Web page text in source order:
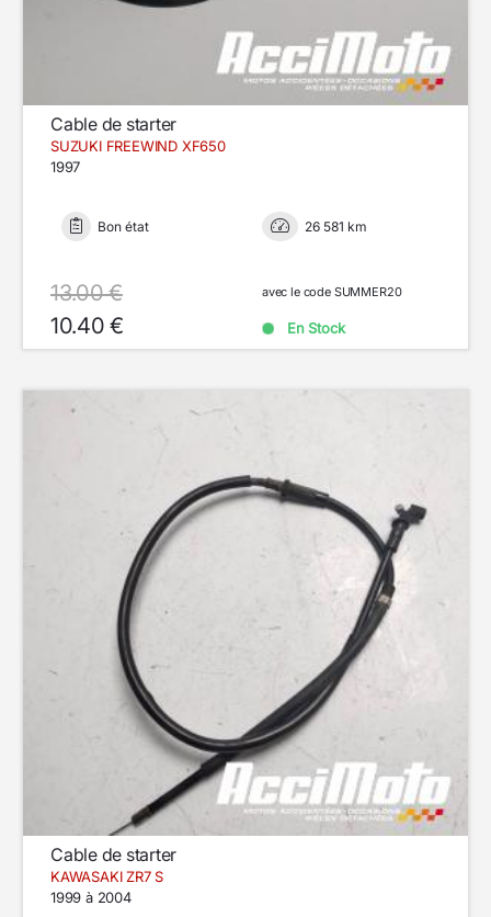
Cable de starter
SUZUKI FREEWIND XF650
1997
Bon état 26 581 km
13.00 €
10.40 €
avec le code SUMMER20
En Stock
Cable de starter
KAWASAKI ZR7 S
1999 à 2004